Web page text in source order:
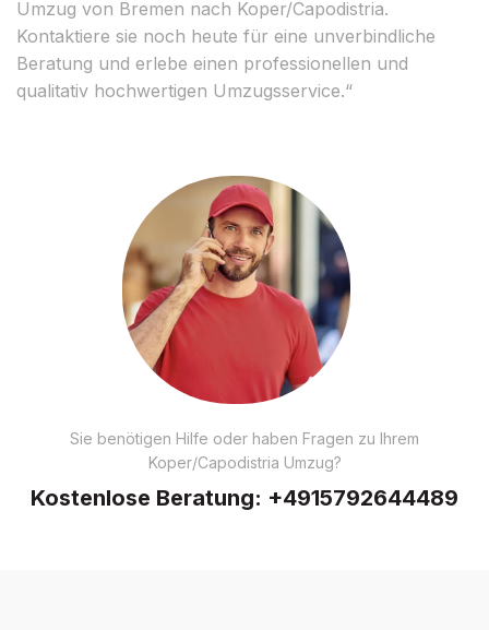
Umzug von Bremen nach Koper/Capodistria.
Kontaktiere sie noch heute für eine unverbindliche
Beratung und erlebe einen professionellen und
qualitativ hochwertigen Umzugsservice.“
Sie benötigen Hilfe oder haben Fragen zu Ihrem
Koper/Capodistria Umzug?
Kostenlose Beratung: +4915792644489